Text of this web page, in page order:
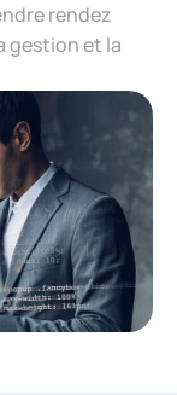
rendez
gestion et la